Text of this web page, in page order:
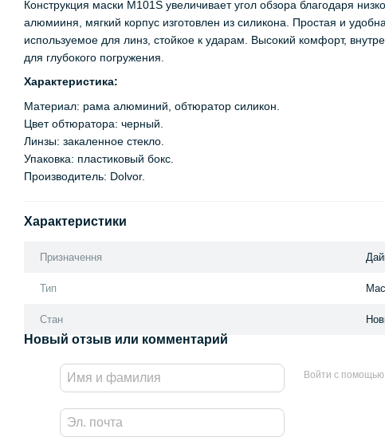
Конструкция маски M101S увеличивает угол обзора благодаря
алюмииня, мягкий корпус изготовлен из силикона. Простая и
используемое для линз, стойкое к ударам. Высокий комфорт,
для глубокого погружения.
Характеристика:
Материал: рама алюминий, обтюратор силикон.
Цвет обтюратора: черный.
Линзы: закаленное стекло.
Упаковка: пластиковый бокс.
Производитель: Dolvor.
Характеристики
Призначення
Тип
Стан
Новый отзыв или комментарий
Войти с помощью